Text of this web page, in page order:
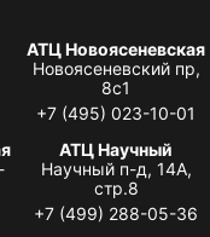
АТЦ Новоясеневская
Новоясеневский пр,
8с1
+7 (495) 023-10-01
АТЦ Научный
Научный п-д, 14А,
стр.8
+7 (499) 288-05-36